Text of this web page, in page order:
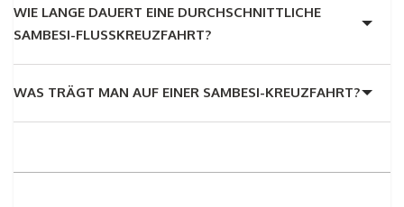
WIE LANGE DAUERT EINE DURCHSCHNITTLICHE
SAMBESI-FLUSSKREUZFAHRT?
WAS TRÄGT MAN AUF EINER SAMBESI-KREUZFAHRT?